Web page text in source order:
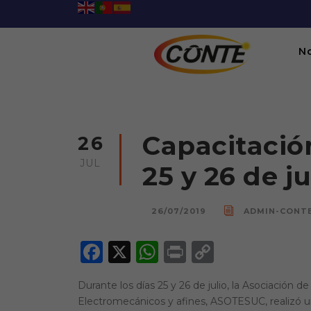
26
JUL
25 y 26 de
26/07/2019 ADMIN-
F
c
X
W
h
a
P
ri
n
o
p
Durante los días 25 y 26 de julio, la Asociación
Electromecánicos y afines, ASOTESUC,